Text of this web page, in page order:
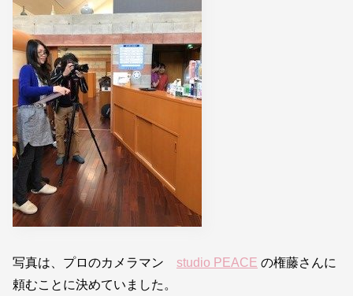
写真は、プロのカメラマン studio PEACE の権藤さんに
頼むことに決めていました。